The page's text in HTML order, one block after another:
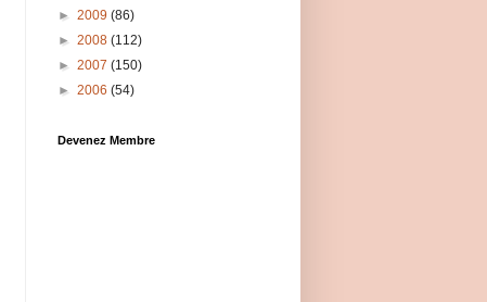
► 2009 (86)
► 2008 (112)
► 2007 (150)
► 2006 (54)
Devenez Membre